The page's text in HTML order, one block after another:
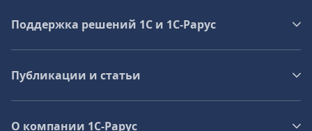
Поддержка решений 1С и 1С‑Рарус
Публикации и статьи
О компании 1C-Рарус